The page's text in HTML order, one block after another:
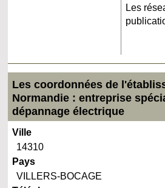
Les
Les coordonnées de
Normandie : entreprise
dépannage électrique
Ville
14310
Pays
VILLERS-BOCAGE